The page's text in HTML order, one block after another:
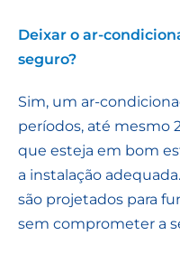
Deixar o ar-
seguro?
Sim, um ar-
períodos, até mesmo
que esteja em bom
a instalação
são projetados para
sem comprometer a